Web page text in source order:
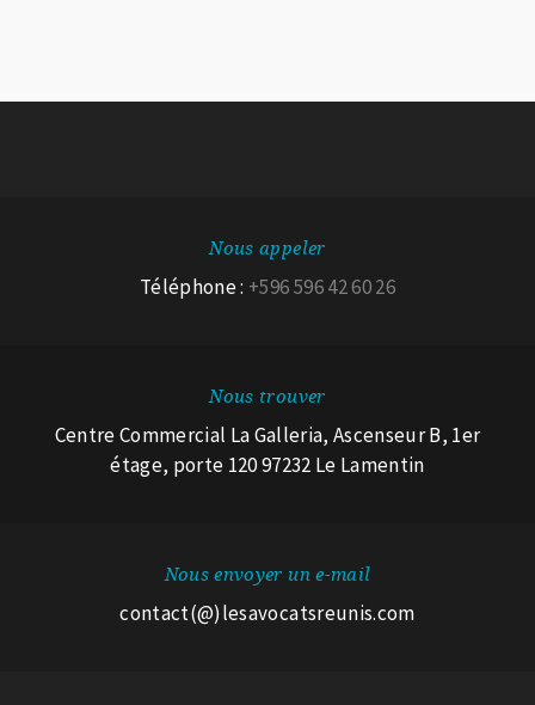
Nous appeler
Téléphone : +596 596 42 60 26
Nous trouver
Centre Commercial La Galleria, Ascenseur B, 1er
étage, porte 120 97232 Le Lamentin
Nous envoyer un e-mail
contact(@)lesavocatsreunis.com